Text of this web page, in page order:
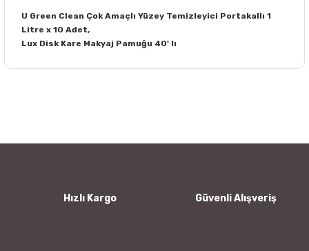
U Green Clean Çok Amaçlı Yüzey Temizleyici Portakallı 1
Litre x 10 Adet,
Lux Disk Kare Makyaj Pamuğu 40' lı
Ürün bilgilerinde hatalar bulunuyor.
Hızlı Kargo Güvenli Alışveriş